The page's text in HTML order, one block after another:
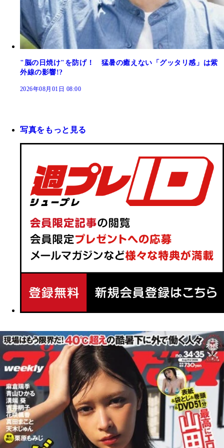
"脳の日焼け"を防げ！ 猛暑の癒えない「グッタリ感」は紫
外線の影響!?
2026年08月01日 08:00
写真をもっと見る